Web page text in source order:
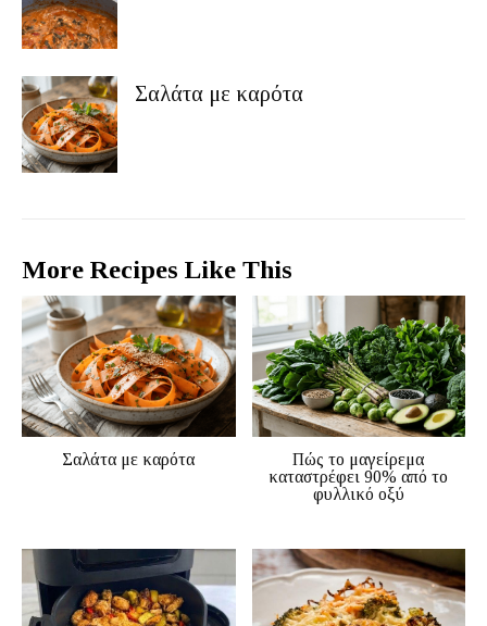
Σαλάτα με καρότα
More Recipes Like This
Σαλάτα με καρότα
Πώς το μαγείρεμα
καταστρέφει 90% από το
φυλλικό οξύ